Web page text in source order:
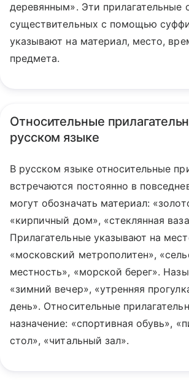
деревянным». Эти прилагательные
существительных с помощью
указывают на материал, место,
предмета.
Относительные
русском языке
В русском языке относительные
встречаются постоянно в
могут обозначать материал:
«кирпичный дом», «стеклянная
Прилагательные указывают на
«московский метрополитен»,
местность», «морской берег».
«зимний вечер», «утренняя
день». Относительные
назначение: «спортивная обувь»,
стол», «читальный зал».